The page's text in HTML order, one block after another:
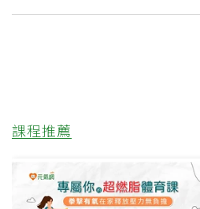
課程推薦